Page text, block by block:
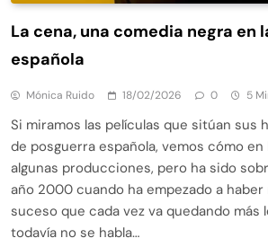
La cena, una comedia negra en
española
Mónica Ruido 18/02/2026 0 5
Si miramos las películas que sitúan sus
de posguerra española, vemos cómo
algunas producciones, pero ha sido
año 2000 cuando ha empezado a haber
suceso que cada vez va quedando más
todavía no se habla…